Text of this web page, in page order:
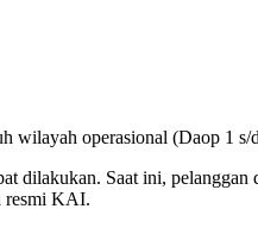
wilayah operasional (Daop 1
dilakukan. Saat ini,
resmi KAI.